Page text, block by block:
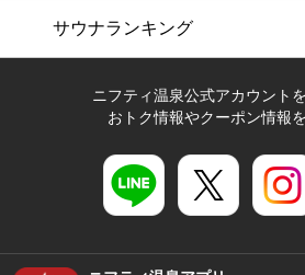
サウナランキング
ニフティ温泉公式アカウント
おトク情報やクーポン情報